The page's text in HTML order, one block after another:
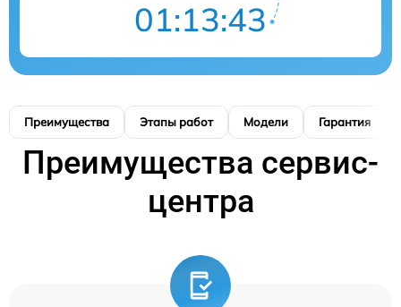
01:13:42
Преимущества Этапы работ Модели Гарантия
Преимущества сервис-
центра